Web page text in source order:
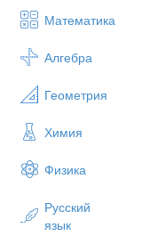
Математика
Алгебра
Геометрия
Химия
Физика
Русский
язык